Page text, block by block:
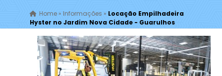
Home» Informações » Locação Empilhadeira
Hyster no Jardim Nova Cidade - Guarulhos